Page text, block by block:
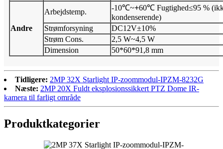
Andre
Arbejdstemp. -10℃~+60℃ Fugtighed≤95 %
kondenserende)
Strømforsyning
DC12V±10%
Strøm Cons.
2,5 W~4,5 W
Dimension
50*60*91,8 mm
Tidligere: 2MP 32X Starlight IP-zoommodul-IPZM-8232G
Næste: 2MP 20X Fuldt eksplosionssikkert PTZ Dome IR-
kamera til farligt område
Produktkategorier